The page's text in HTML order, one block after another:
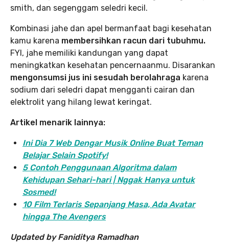
smith, dan segenggam seledri kecil.
Kombinasi jahe dan apel bermanfaat bagi kesehatan
kamu karena membersihkan racun dari tubuhmu.
FYI, jahe memiliki kandungan yang dapat
meningkatkan kesehatan pencernaanmu. Disarankan
mengonsumsi jus ini sesudah berolahraga karena
sodium dari seledri dapat mengganti cairan dan
elektrolit yang hilang lewat keringat.
Artikel menarik lainnya:
Ini Dia 7 Web Dengar Musik Online Buat Teman
Belajar Selain Spotify!
5 Contoh Penggunaan Algoritma dalam
Kehidupan Sehari-hari | Nggak Hanya untuk
Sosmed!
10 Film Terlaris Sepanjang Masa, Ada Avatar
hingga The Avengers
Updated by Faniditya Ramadhan